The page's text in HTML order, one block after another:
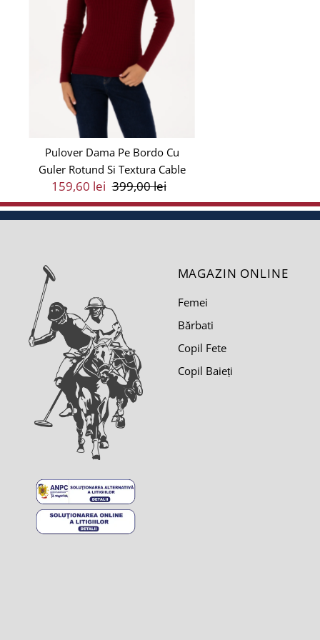
Pulover Dama Pe Bordo Cu
Guler Rotund Si Textura Cable
Preț
Vânzare
159,60 lei Preț
Întreg
399,00 lei
MAGAZIN ONLINE
Femei
Bărbati
Copil Fete
Copil Baieți